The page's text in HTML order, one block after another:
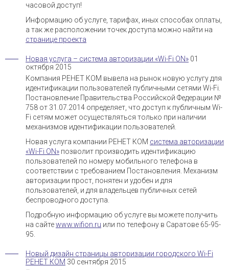
часовой доступ!
Информацию об услуге, тарифах, иных способах оплаты,
а так же расположении точек доступа можно найти на
странице проекта
Новая услуга – система авторизации «Wi-Fi ON» 01
октября 2015
Компания РЕНЕТ КОМ вывела на рынок новую услугу для
идентификации пользователей публичными сетями Wi-Fi.
Постановление Правительства Российской Федерации №
758 от 31.07.2014 определяет, что доступ к публичным Wi-
Fi сетям может осуществляться только при наличии
механизмов идентификации пользователей.
Новая услуга компании РЕНЕТ КОМ система авторизации
«Wi-Fi ON» позволит производить идентификацию
пользователей по номеру мобильного телефона в
соответствии с требованием Постановления. Механизм
авторизации прост, понятен и удобен и для
пользователей, и для владельцев публичных сетей
беспроводного доступа.
Подробную информацию об услуге вы можете получить
на сайтеwww.wifion.ru или по телефону в Саратове 65-95-
95.
Новый дизайн страницы авторизации городского Wi-Fi
РЕНЕТ КОМ 30 сентября 2015